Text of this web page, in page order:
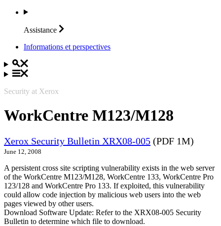
Assistance
Informations et perspectives
Security at Xerox
WorkCentre M123/M128
Xerox Security Bulletin XRX08-005 (PDF 1M)
June 12, 2008
A persistent cross site scripting vulnerability exists in the web server
of the WorkCentre M123/M128, WorkCentre 133, WorkCentre Pro
123/128 and WorkCentre Pro 133. If exploited, this vulnerability
could allow code injection by malicious web users into the web
pages viewed by other users.
Download Software Update: Refer to the XRX08-005 Security
Bulletin to determine which file to download.